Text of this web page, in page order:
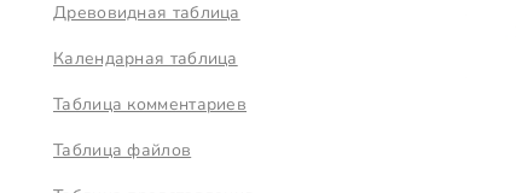
Древовидная таблица
Календарная таблица
Таблица комментариев
Таблица файлов